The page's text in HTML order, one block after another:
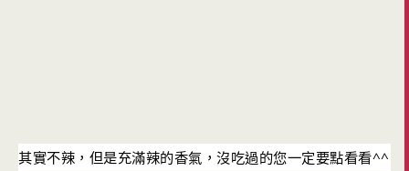
其實不辣，但是充滿辣的香氣，沒吃過的您一定要點看看^^